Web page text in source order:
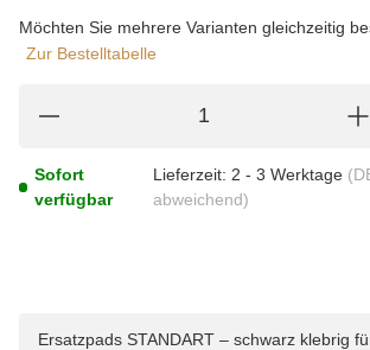
Möchten Sie mehrere Varianten gleichzeitig
Zur Bestelltabelle
Sofort
verfügbar
Lieferzeit: 2 - 3 Werktage
abweichend)
Ersatzpads STANDART – schwarz klebrig